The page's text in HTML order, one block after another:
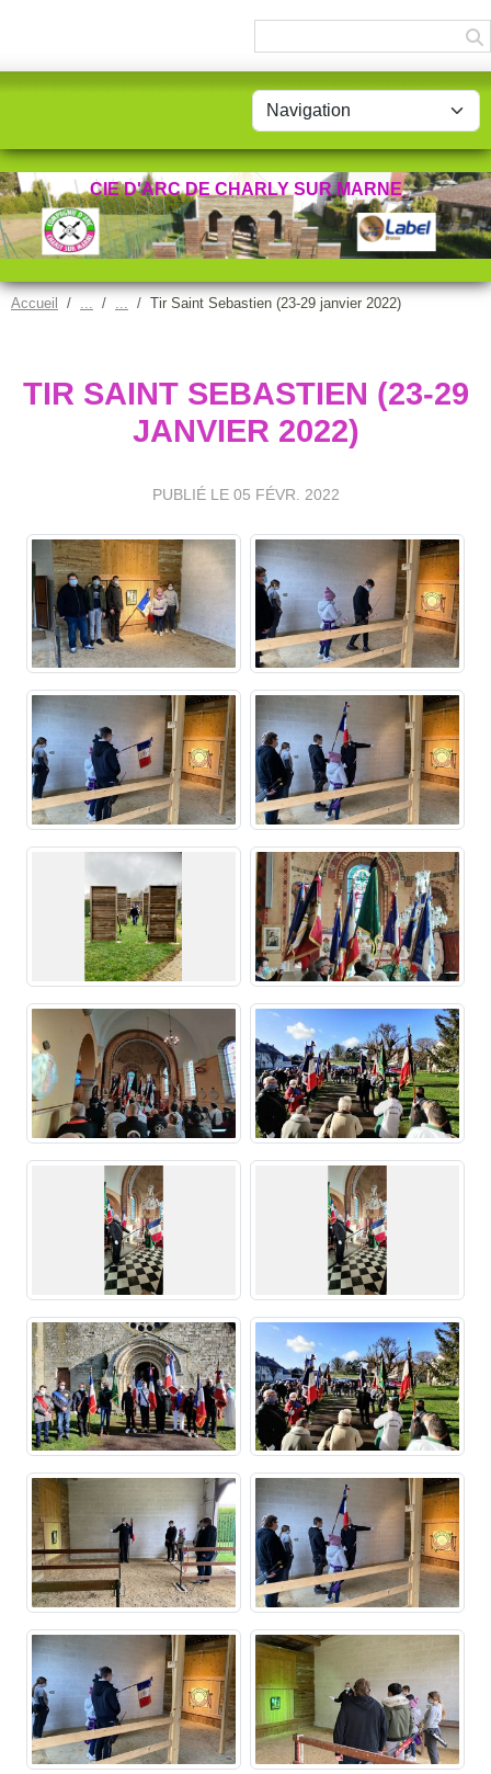
CIE D'ARC DE CHARLY SUR MARNE
Accueil Tir Saint Sebastien (23-29 janvier 2022)
TIR SAINT SEBASTIEN (23-29
JANVIER 2022)
PUBLIÉ LE 05 FÉVR. 2022